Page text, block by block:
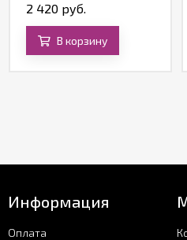
черный
2 420 руб.
В корзину
Информация
Оплата